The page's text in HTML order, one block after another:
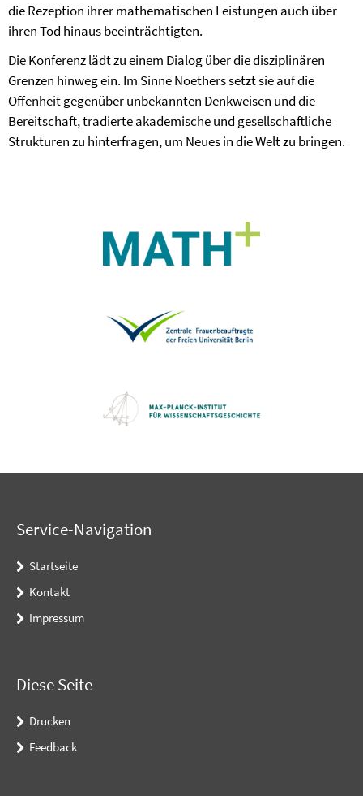
die Rezeption ihrer mathematischen Leistungen auch über
ihren Tod hinaus beeinträchtigten.
Die Konferenz lädt zu einem Dialog über die disziplinären
Grenzen hinweg ein. Im Sinne Noethers setzt sie auf die
Offenheit gegenüber unbekannten Denkweisen und die
Bereitschaft, tradierte akademische und gesellschaftliche
Strukturen zu hinterfragen, um Neues in die Welt zu bringen.
Service-Navigation
Startseite
Kontakt
Impressum
Diese Seite
Drucken
Feedback